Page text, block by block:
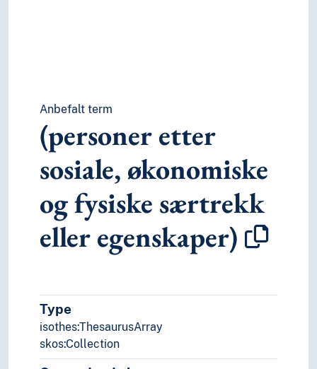
Anbefalt term
(personer etter
sosiale, økonomiske
og fysiske særtrekk
eller egenskaper)
Type
isothes:ThesaurusArray
skos:Collection